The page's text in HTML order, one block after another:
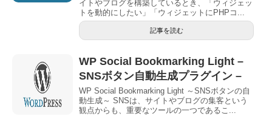
イトやブログを構築しているとき、「ウィジェッ
トを動的にしたい」「ウィジェットにPHPコ...
記事を読む
WP Social Bookmarking Light –
SNSボタン自動生成プラグイン –
WP Social Bookmarking Light ～SNSボタンの自
動生成～ SNSは、サイトやブログの集客という
観点からも、重要なツールの一つであるこ...